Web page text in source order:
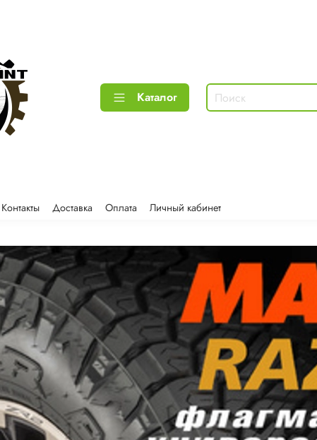
Каталог
Контакты Доставка Оплата Личный кабинет